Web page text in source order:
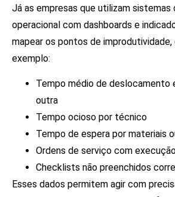
Já as empresas que utilizam sistemas
operacional com dashboards e
mapear os pontos de
exemplo:
Tempo médio de deslocamento
outra
Tempo ocioso por técnico
Tempo de espera por materiais
Ordens de serviço com
Checklists não preenchidos
Esses dados permitem agir com